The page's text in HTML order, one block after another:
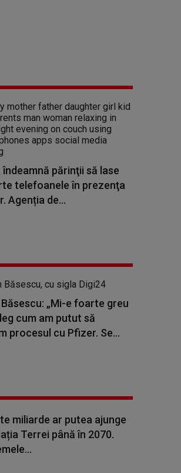
îndeamnă părinţii să lase
telefoanele în prezenţa
Agenția de...
„Mi-e foarte greu
cum am putut să
procesul cu Pfizer. Se...
miliarde ar putea ajunge
Terrei până în 2070.